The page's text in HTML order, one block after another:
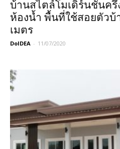
บ้านสไตล์โมเดิร์นชั้นครึ่
ห้องน้ำ พื้นที่ใช้สอยตัวบ้
เมตร
DoIDEA - 11/07/2020